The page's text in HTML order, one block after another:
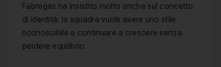
Fabregas ha insistito molto anche sul concetto
di identità: la squadra vuole avere uno stile
riconoscibile e continuare a crescere senza
perdere equilibrio.